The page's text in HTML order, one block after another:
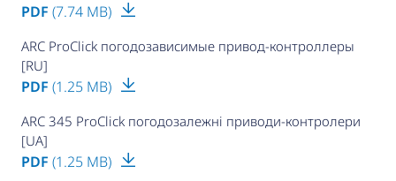
PDF (7.74 MB)
ARC ProClick погодозависимые привод-контроллеры
[RU]
PDF (1.25 MB)
ARC 345 ProClick погодозалежні приводи-контролери
[UA]
PDF (1.25 MB)